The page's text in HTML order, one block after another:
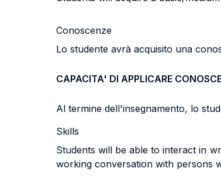
Conoscenze
Lo studente avrà acquisito una
CAPACITA' DI APPLICARE
Al termine dell'insegnamento, lo
Skills
Students will be able to interact in
working conversation with persons